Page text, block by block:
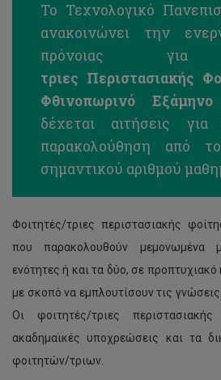
Το Τεχνολογικό
ανακοινώνει την
πρόνοιας
τριες Περιστασιακής
Φθινοπωρινό Εξάμηνο
δέχεται αιτήσεις
παρακολούθηση από
σημαντικού αριθμού
Φοιτητές/τριες περιστασιακής
που παρακολουθούν μεμονωμένα
ενότητες ή και τα δύο, σε
με σκοπό να εμπλουτίσουν τις γνώσεις
Οι φοιτητές/τριες
ακαδημαϊκές υποχρεώσεις και τα
φοιτητών/τριων.